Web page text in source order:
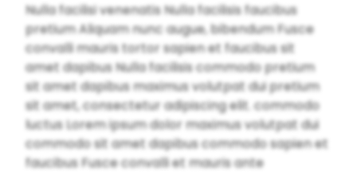
Nulla facilisi venenatis Nulla facilisis faucibus
pretium Aliquam nunc augue, bibendum Fusce
convalli mauris tortor sapien et faucibus sit
amet dapibus Nulla facilisis commodo pretium
sit amet dapibus maximus volutpat dui pretium
sit amet, consectetur adipiscing elit. commodo
luctus Lorem ipsum dolor maximus volutpat dui
commodo sit amet dapibus commodo sapien et
faucibus Fusce convalli et mauris ante